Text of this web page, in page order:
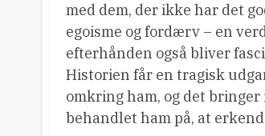
med dem, der ikke har det
egoisme og fordærv – en
efterhånden også bliver
Historien får en tragisk
omkring ham, og det
behandlet ham på, at